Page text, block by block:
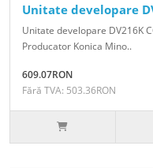
Unitate developare
Unitate developare DV216K
Producator Konica Mino..
609.07RON
Fără TVA: 503.36RON